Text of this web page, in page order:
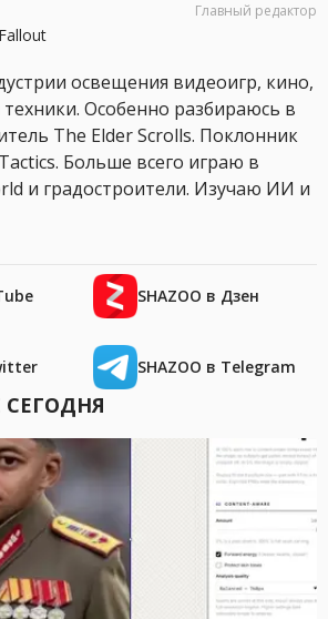
Главный редактор
освещения видеоигр, кино,
Особенно разбираюсь в
The Elder Scrolls. Поклонник
Больше всего играю в
и градостроители. Изучаю ИИ и
SHAZOO в Дзен
SHAZOO в Telegram